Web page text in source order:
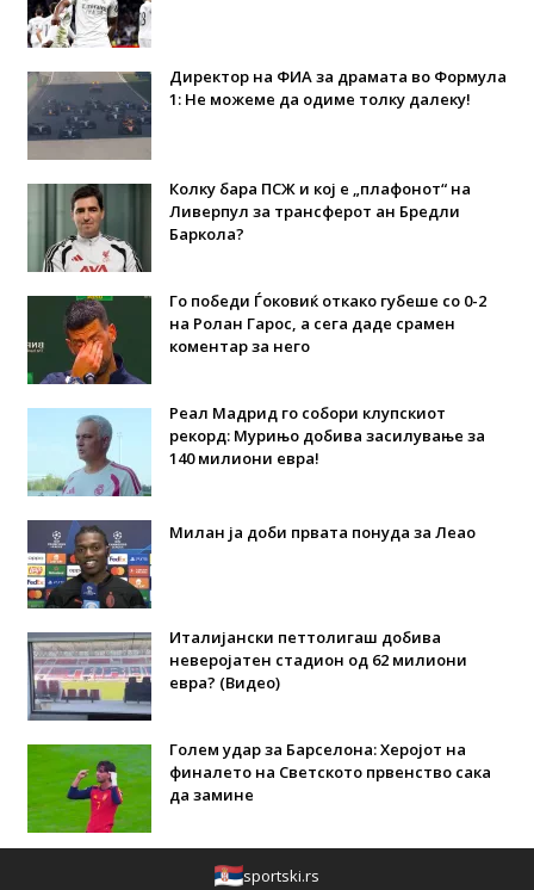
Директор на ФИА за драмата во Формула
1: Не можеме да одиме толку далеку!
Колку бара ПСЖ и кој е „плафонот“ на
Ливерпул за трансферот ан Бредли
Баркола?
Го победи Ѓоковиќ откако губеше со 0-2
на Ролан Гарос, а сега даде срамен
коментар за него
Реал Мадрид го собори клупскиот
рекорд: Мурињо добива засилување за
140 милиони евра!
Милан ја доби првата понуда за Леао
Италијански петтолигаш добива
неверојатен стадион од 62 милиони
евра? (Видео)
Голем удар за Барселона: Херојот на
финалето на Светското првенство сака
да замине
sportski.rs